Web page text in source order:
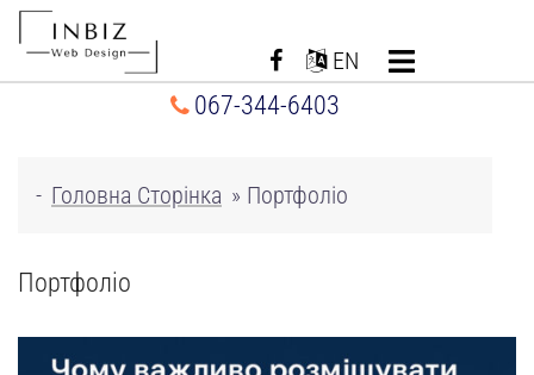
Перейти
EN
067-344-6403
- Головна Сторінка » Портфоліо
Портфоліо